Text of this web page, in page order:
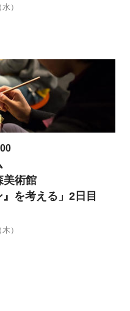
）
美術館
を考える」2日目
）